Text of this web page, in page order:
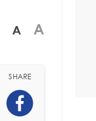
A A
SHARE